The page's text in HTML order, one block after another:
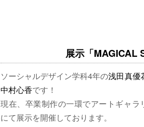
展示「MAGICAL
ソーシャルデザイン学科4年の浅田真優
中村心香です！
現在、卒業制作の一環でアートギャラ
にて展示を開催しております。